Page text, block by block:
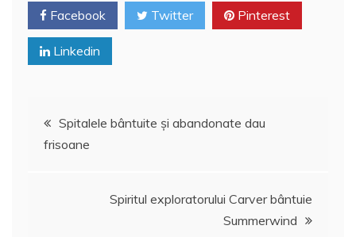
k
ă
Facebook Twitter Pinterest
Linkedin
Navigare
Spitalele bântuite şi abandonate dau
frisoane
Spiritul exploratorului Carver bântuie
Summerwind